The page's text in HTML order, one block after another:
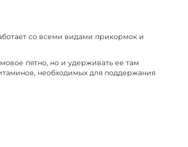
со всеми видами прикормок и
пятно, но и удерживать ее там
необходимых для поддержания